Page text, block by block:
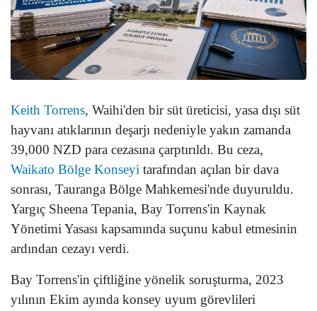
Keith Torrens, Waihi'den bir süt üreticisi, yasa dışı süt
hayvanı atıklarının deşarjı nedeniyle yakın zamanda
39,000 NZD para cezasına çarptırıldı. Bu ceza,
Waikato Bölge Konseyi tarafından açılan bir dava
sonrası, Tauranga Bölge Mahkemesi'nde duyuruldu.
Yargıç Sheena Tepania, Bay Torrens'in Kaynak
Yönetimi Yasası kapsamında suçunu kabul etmesinin
ardından cezayı verdi.
Bay Torrens'in çiftliğine yönelik soruşturma, 2023
yılının Ekim ayında konsey uyum görevlileri